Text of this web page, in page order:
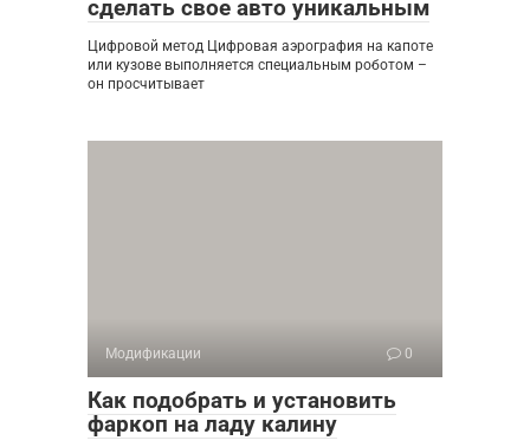
сделать свое авто уникальным
Цифровой метод Цифровая аэрография на капоте
или кузове выполняется специальным роботом –
он просчитывает
Модификации 0
Как подобрать и установить
фаркоп на ладу калину